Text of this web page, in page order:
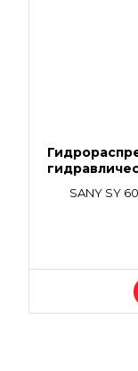
SANY SY